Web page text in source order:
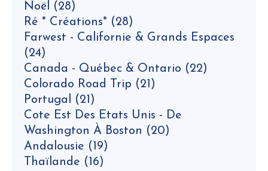
Noël (28)
Ré * Créations* (28)
Farwest - Californie & Grands Espaces
(24)
Canada - Québec & Ontario (22)
Colorado Road Trip (21)
Portugal (21)
Cote Est Des Etats Unis - De
Washington À Boston (20)
Andalousie (19)
Thaïlande (16)